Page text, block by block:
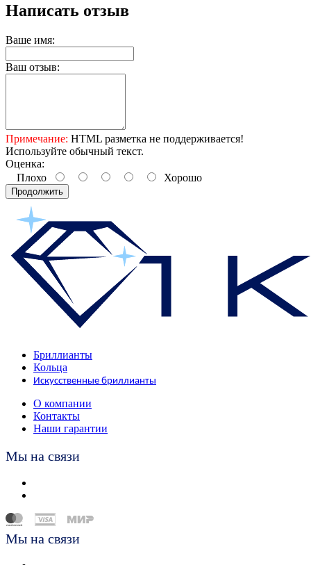
Написать отзыв
Ваше имя:
Ваш отзыв:
Примечание: HTML разметка не поддерживается!
Используйте обычный текст.
Оценка:
Плохо
Хорошо
Продолжить
Бриллианты
Кольца
Искусственные бриллианты
О компании
Контакты
Наши гарантии
Мы на связи
Мы на связи